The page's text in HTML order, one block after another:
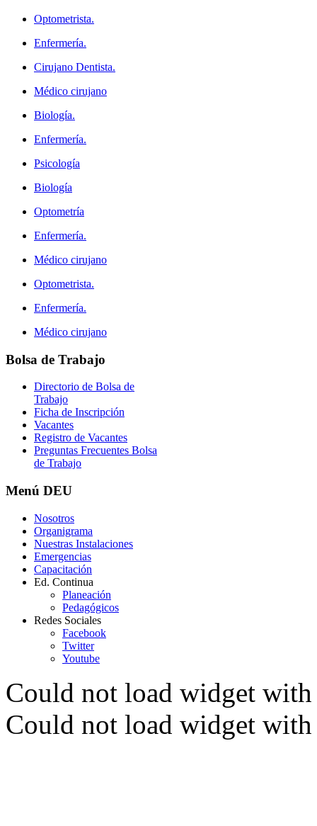
Optometrista.
Enfermería.
Cirujano Dentista.
Médico cirujano
Biología.
Enfermería.
Psicología
Biología
Optometría
Enfermería.
Médico cirujano
Optometrista.
Enfermería.
Médico cirujano
Bolsa de Trabajo
Directorio de Bolsa de
Trabajo
Ficha de Inscripción
Vacantes
Registro de Vacantes
Preguntas Frecuentes Bolsa
de Trabajo
Menú DEU
Nosotros
Organigrama
Nuestras Instalaciones
Emergencias
Capacitación
Ed. Continua
Planeación
Pedagógicos
Redes Sociales
Facebook
Twitter
Youtube
Could not load widget
Could not load widget